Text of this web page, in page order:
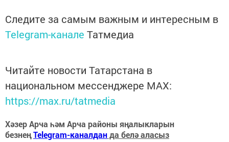
Следите за самым важным и интересным в
Telegram-канале Татмедиа
Читайте новости Татарстана в
национальном мессенджере MАХ:
https://max.ru/tatmedia
Хәзер Арча һәм Арча районы яңалыкларын
безнеңTelegram-каналданда белә аласыз